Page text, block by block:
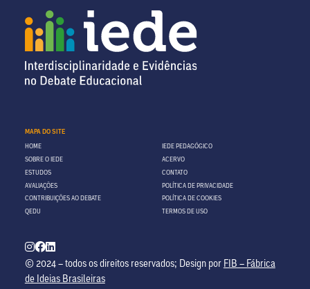
MAPA DO SITE
HOME
SOBRE O IEDE
ESTUDOS
AVALIAÇÕES
CONTRIBUIÇÕES AO DEBATE
QEDU
IEDE PEDAGÓGICO
ACERVO
CONTATO
POLÍTICA DE PRIVACIDADE
POLÍTICA DE COOKIES
TERMOS DE USO
© 2024 – todos os direitos reservados; Design por FIB – Fábrica
de Ideias Brasileiras